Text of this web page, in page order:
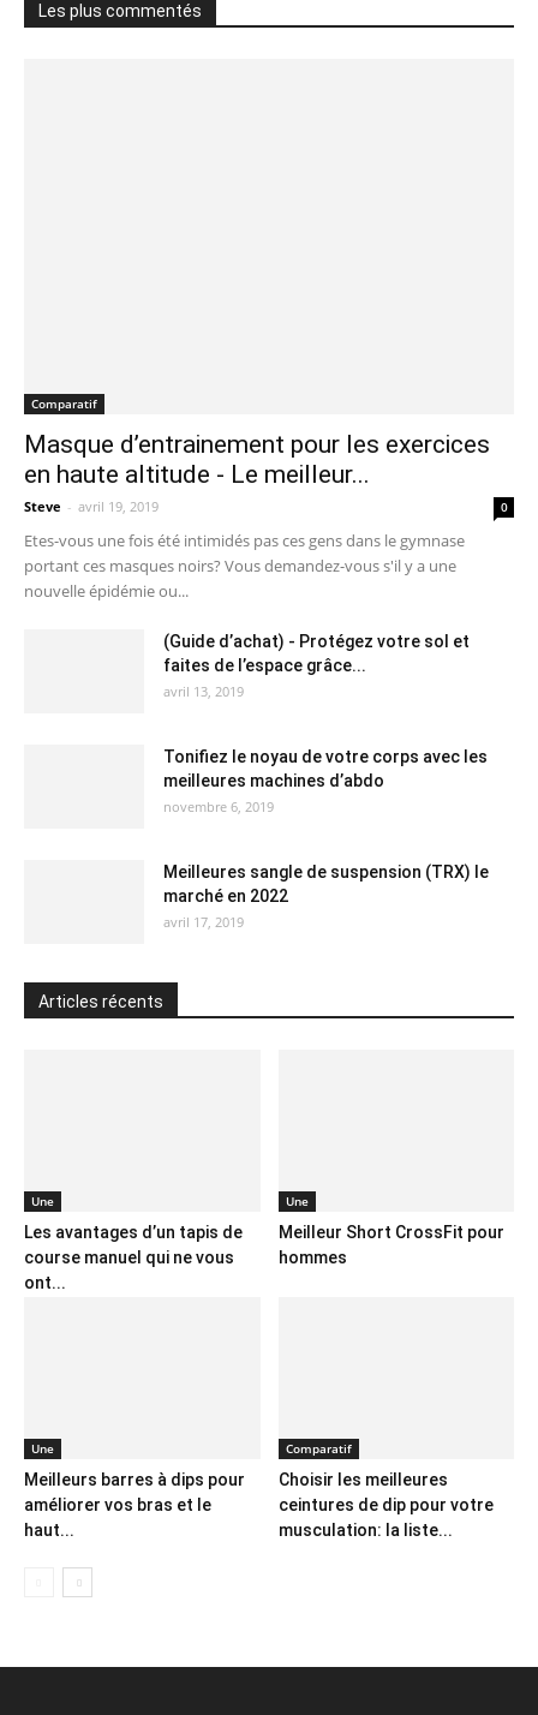
Les plus commentés
Comparatif
Masque d’entrainement pour les exercices
en haute altitude - Le meilleur...
Steve - avril 19, 2019 0
Etes-vous une fois été intimidés pas ces gens dans le gymnase
portant ces masques noirs? Vous demandez-vous s'il y a une
nouvelle épidémie ou...
(Guide d’achat) - Protégez votre sol et
faites de l’espace grâce...
avril 13, 2019
Tonifiez le noyau de votre corps avec les
meilleures machines d’abdo
novembre 6, 2019
Meilleures sangle de suspension (TRX) le
marché en 2022
avril 17, 2019
Articles récents
Une
Les avantages d’un tapis de
course manuel qui ne vous
ont...
Une
Meilleur Short CrossFit pour
hommes
Une
Meilleurs barres à dips pour
améliorer vos bras et le
haut...
Comparatif
Choisir les meilleures
ceintures de dip pour votre
musculation: la liste...